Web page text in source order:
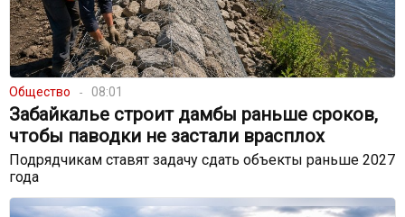
Общество 08:01
Забайкалье строит дамбы раньше сроков,
чтобы паводки не застали врасплох
Подрядчикам ставят задачу сдать объекты раньше 2027
года